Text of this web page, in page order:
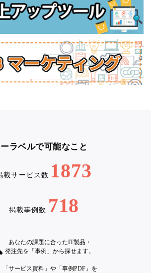
ラベルで可能なこと
載サービス数 1873
掲載事例数 718
あなたの課題に合ったIT製品・
発注先を「事例」から探せます。
「サービス資料」や「事例PDF」を